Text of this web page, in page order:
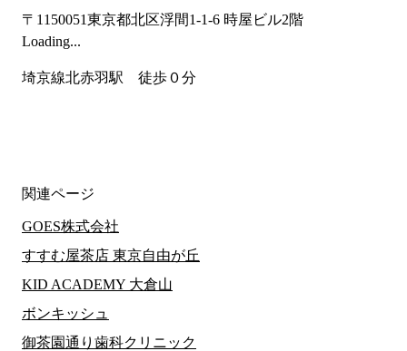
〒1150051東京都北区浮間1-1-6 時屋ビル2階
Loading...
埼京線北赤羽駅　徒歩０分
関連ページ
GOES株式会社
すすむ屋茶店 東京自由が丘
KID ACADEMY 大倉山
ボンキッシュ
御茶園通り歯科クリニック